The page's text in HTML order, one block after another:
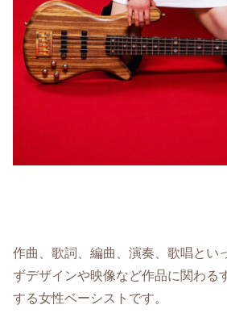
作曲、歌詞、編曲、演奏、歌唱とい
ずデザインや映像など作品に関わる
する女性ベーシストです。